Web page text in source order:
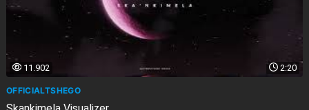
2:20
11.902
OFFICIALTSHEGO